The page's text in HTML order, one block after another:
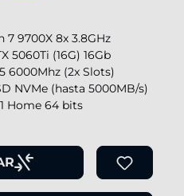
7 9700X 8x 3.8GHz
5060Ti (16G) 16Gb
6000Mhz (2x Slots)
NVMe (hasta 5000MB/s)
Home 64 bits